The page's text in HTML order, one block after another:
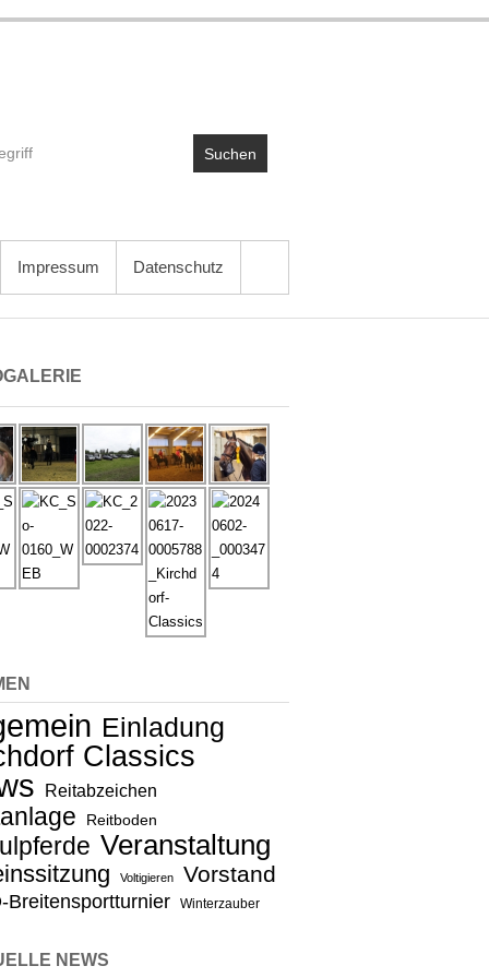
Suchen
Impressum Datenschutz
Einladung
Classics
Reitabzeichen
Reitboden
Veranstaltung
Voltigieren Vorstand
Breitensportturnier Winterzauber
NEWS